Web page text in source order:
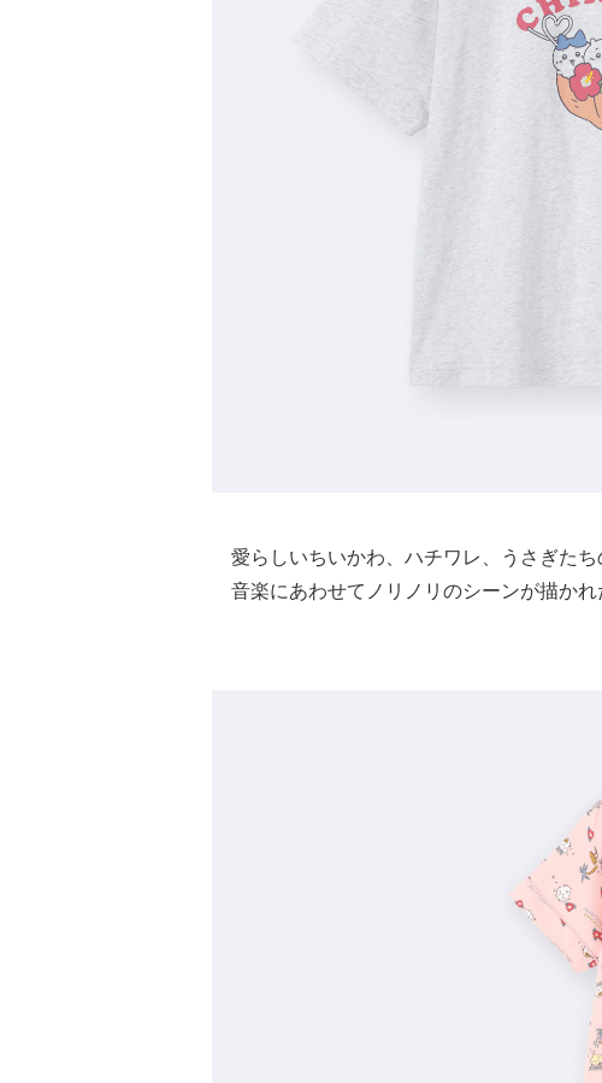
愛らしいちいかわ、ハチワレ、うさぎた
音楽にあわせてノリノリのシーンが描か